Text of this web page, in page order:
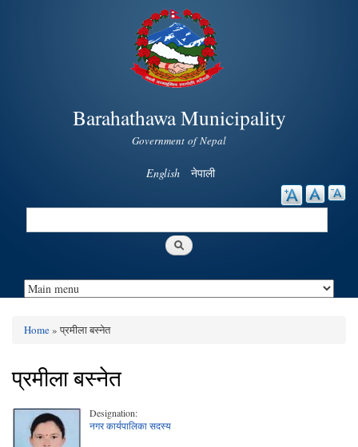
Skip to
main
content
Barahathawa Municipality
Government of Nepal
English नेपाली
Search
You are here
Home» प्रमीला बस्नेत
प्रमीला बस्नेत
Designation:
नगर कार्यपालिका सदस्य